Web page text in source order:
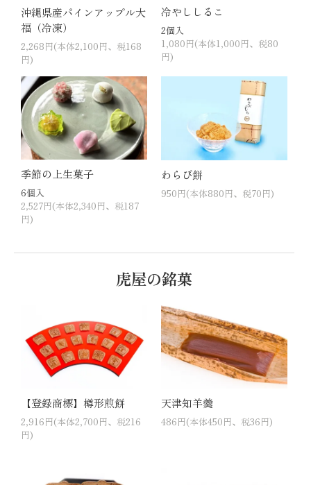
沖縄県産パインアップル大
福（冷凍）
2,268円(本体2,100円、税168
円)
冷やししるこ
2個入
1,080円(本体1,000円、税80
円)
季節の上生菓子
6個入
2,527円(本体2,340円、税187
円)
わらび餅
950円(本体880円、税70円)
虎屋の銘菓
【登録商標】樽形煎餅
2,916円(本体2,700円、税216
円)
天津知羊羹
486円(本体450円、税36円)